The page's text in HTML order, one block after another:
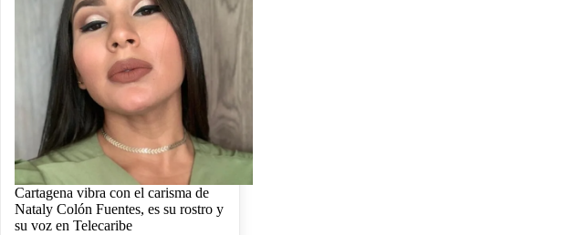
Cartagena vibra con el carisma de
Nataly Colón Fuentes, es su rostro y
su voz en Telecaribe